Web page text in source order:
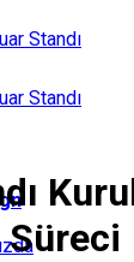
Süreci